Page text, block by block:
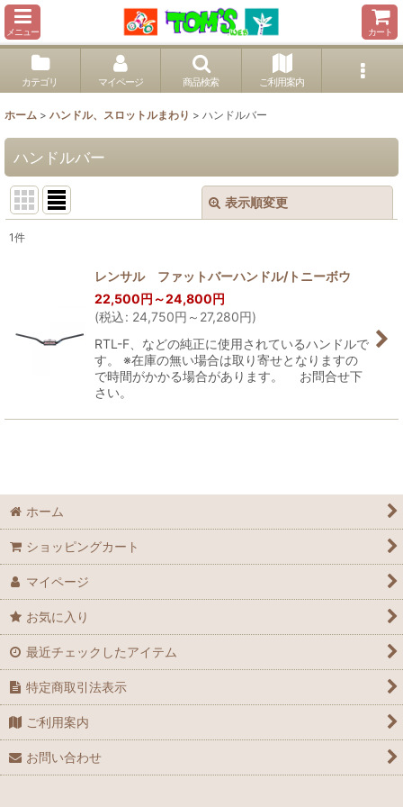
メニュー カート
カテゴリ マイページ 商品検索 ご利用案内
ホーム > ハンドル、スロットルまわり > ハンドルバー
ハンドルバー
表示順変更
絞り込む
1件
レンサル ファットバーハンドル/トニーボウ
22,500円 ～24,800円
(税込: 24,750円 ～27,280円)
RTL-F、などの純正に使用されているハンドルで
す。 ※在庫の無い場合は取り寄せとなりますの
で時間がかかる場合があります。 お問合せ下
さい。
ホーム
ショッピングカート
マイページ
お気に入り
最近チェックしたアイテム
特定商取引法表示
ご利用案内
お問い合わせ